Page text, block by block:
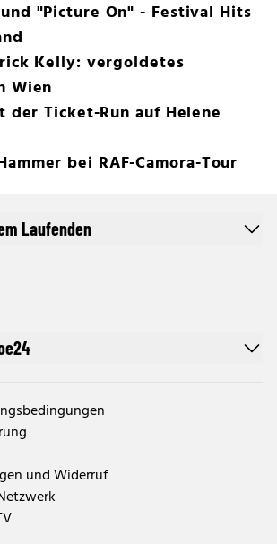
"Picture On" - Festival Hits
Kelly: vergoldetes
Wien
Ticket-Run auf Helene
bei RAF-Camora-Tour
und Widerruf
Laufenden